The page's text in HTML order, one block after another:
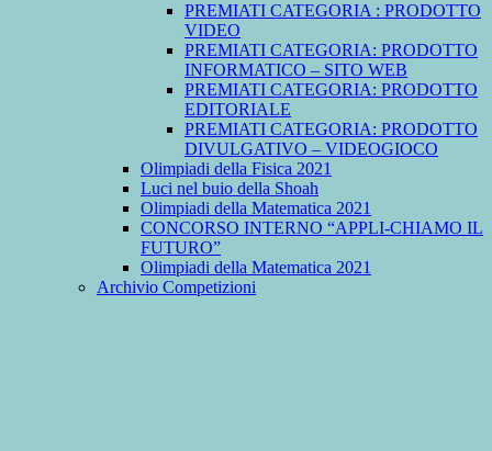
PREMIATI CATEGORIA : PRODOTTO
VIDEO
PREMIATI CATEGORIA: PRODOTTO
INFORMATICO – SITO WEB
PREMIATI CATEGORIA: PRODOTTO
EDITORIALE
PREMIATI CATEGORIA: PRODOTTO
DIVULGATIVO – VIDEOGIOCO
Olimpiadi della Fisica 2021
Luci nel buio della Shoah
Olimpiadi della Matematica 2021
CONCORSO INTERNO “APPLI-CHIAMO IL
FUTURO”
Olimpiadi della Matematica 2021
Archivio Competizioni